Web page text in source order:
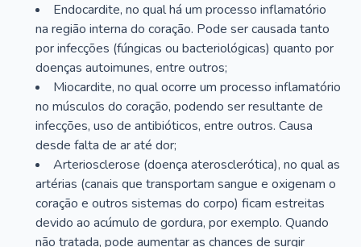
Endocardite, no qual há um processo inflamatório
na região interna do coração. Pode ser causada tanto
por infecções (fúngicas ou bacteriológicas) quanto por
doenças autoimunes, entre outros;
Miocardite, no qual ocorre um processo inflamatório
no músculos do coração, podendo ser resultante de
infecções, uso de antibióticos, entre outros. Causa
desde falta de ar até dor;
Arteriosclerose (doença aterosclerótica), no qual as
artérias (canais que transportam sangue e oxigenam o
coração e outros sistemas do corpo) ficam estreitas
devido ao acúmulo de gordura, por exemplo. Quando
não tratada, pode aumentar as chances de surgir